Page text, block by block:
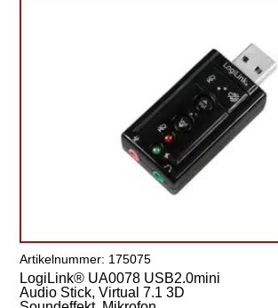
Artikelnummer: 175075
LogiLink® UA0078 USB2.0mini
Audio Stick, Virtual 7.1 3D